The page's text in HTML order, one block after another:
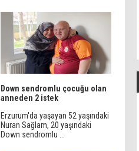
Down sendromlu çocuğu olan
anneden 2 istek
Erzurum'da yaşayan 52 yaşındaki
Nuran Sağlam, 20 yaşındaki
Down sendromlu ...